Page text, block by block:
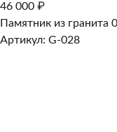
46 000 ₽
Памятник из гранита
Артикул: G-028